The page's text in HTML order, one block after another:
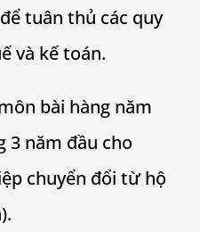
tuân thủ các quy
và kế toán.
bài hàng năm
3 năm đầu cho
chuyển đổi từ hộ